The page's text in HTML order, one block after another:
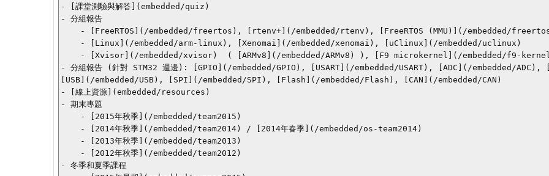
- [課堂測驗與解答](embedded/quiz)
- 分組報告
- 分組報告 (針對 STM32 週邊): [GPIO](/embedded/GPIO), [USART](/embedded/USART), [ADC](/embedded/
[USB](/embedded/USB), [SPI](/embedded/SPI), [Flash](/embedded/Flash), [CAN](/embedded/CAN)
- [線上資源](embedded/resources)
- 期末專題
- 冬季和夏季課程